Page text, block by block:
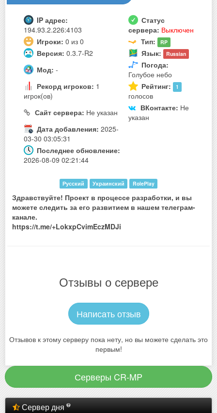
IP адрес:
194.93.2.226:4103
Статус
сервера: Выключен
Игроки: 0 из 0 Тип: RP
Версия: 0.3.7-R2 Язык: Russian
Мод: -
Погода:
Голубое небо
Рекорд игроков: 1
игрок(ов)
Рейтинг: 1
голосов
Сайт сервера: Не указан ВКонтакте: Не
указан
Дата добавления: 2025-
03-30 03:05:31
Последнее обновление:
2026-08-09 02:21:44
Русский Украинский RolePlay
Здравствуйте! Проект в процессе разработки, и вы
можете следить за его развитием в нашем телеграм-
канале.
https://t.me/+LokxpCvimEczMDJi
Отзывы о сервере
Написать отзыв
Отзывов к этому серверу пока нету, но вы можете сделать это
первым!
Серверы CR-MP
Сервер дня